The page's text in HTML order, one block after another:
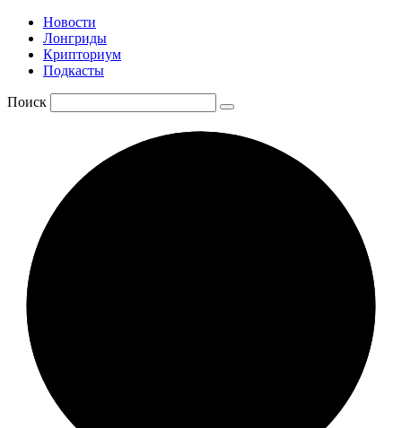
Новости
Лонгриды
Крипториум
Подкасты
Поиск